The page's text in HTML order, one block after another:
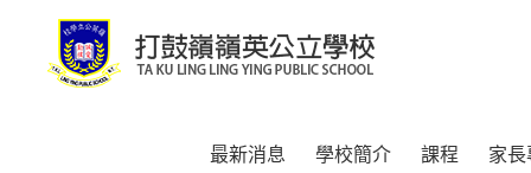
content
最新消息 學校簡介 課程 家